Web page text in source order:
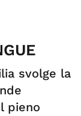
svolge la
pieno